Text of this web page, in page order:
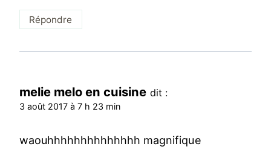
Répondre
melie melo en cuisine dit :
3 août 2017 à 7 h 23 min
waouhhhhhhhhhhhhhh magnifique